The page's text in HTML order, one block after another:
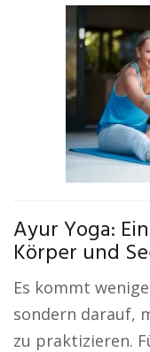
Ayur Yoga:
Körper und
Es kommt
sondern darauf,
zu praktizieren.